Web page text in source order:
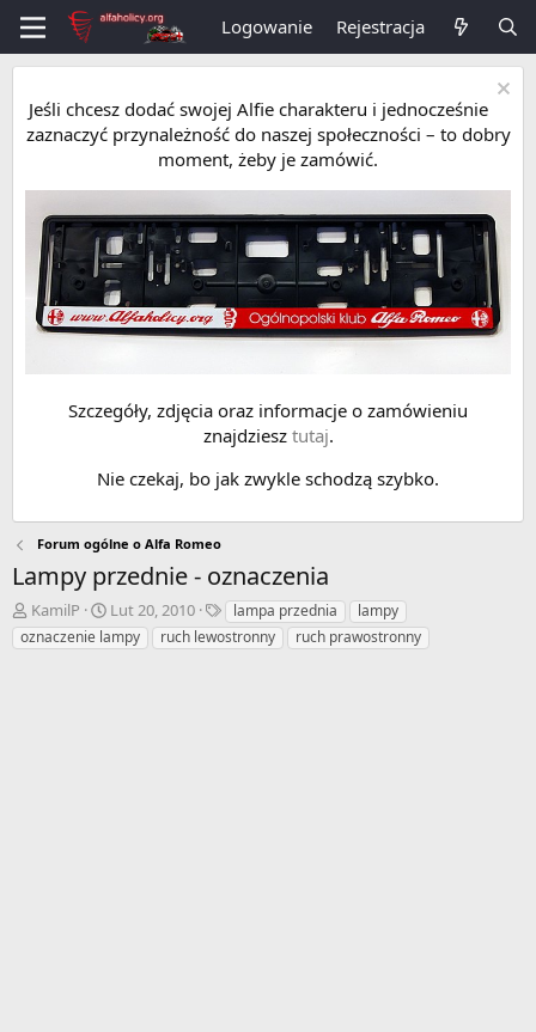
Logowanie Rejestracja
Jeśli chcesz dodać swojej Alfie charakteru i jednocześnie
zaznaczyć przynależność do naszej społeczności – to dobry
moment, żeby je zamówić.
Szczegóły, zdjęcia oraz informacje o zamówieniu
znajdziesz tutaj.
Nie czekaj, bo jak zwykle schodzą szybko.
Forum ogólne o Alfa Romeo
Lampy przednie - oznaczenia
A
u
t
KamilP
D
a
t
Lut 20, 2010
T
a
g
lampa przednia
lampy
oznaczenie lampy
ruch lewostronny ruch prawostronny